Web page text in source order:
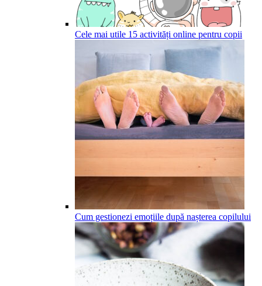
Cele mai utile 15 activități online pentru copii
Cum gestionezi emoțiile după nașterea copilului